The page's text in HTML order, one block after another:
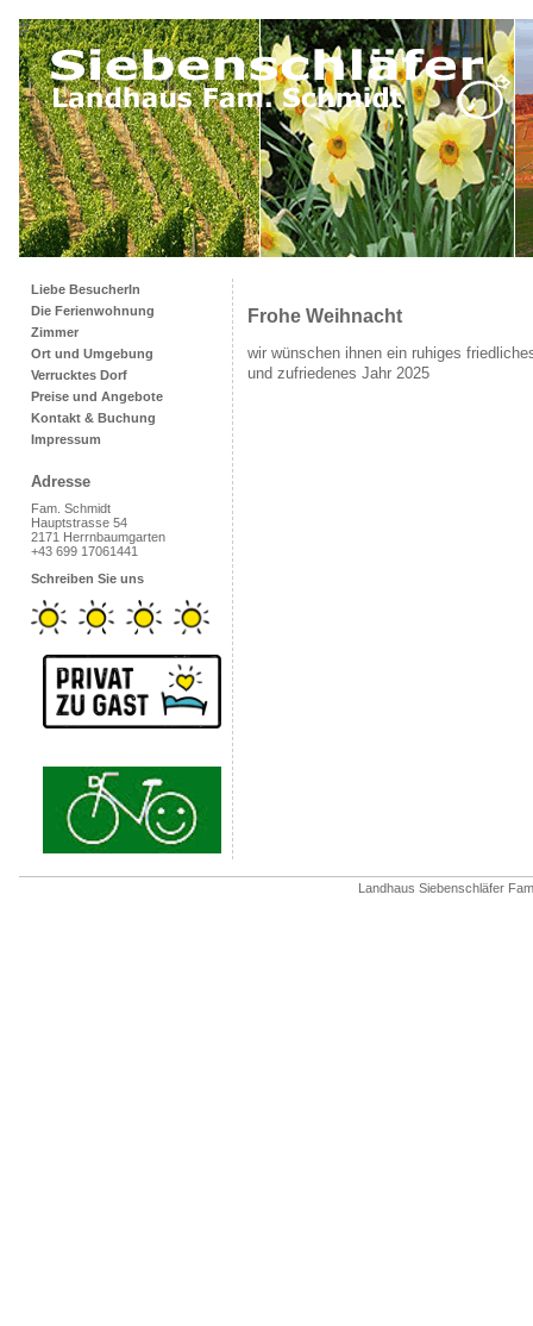
#
Liebe BesucherIn
Die Ferienwohnung
Zimmer
Ort und Umgebung
Verrucktes Dorf
Preise und Angebote
Kontakt & Buchung
Impressum
Adresse
Fam. Schmidt
Hauptstrasse 54
2171 Herrnbaumgarten
+43 699 17061441
Schreiben Sie uns
Frohe Weihnacht
wir wünschen ihnen ein ruhiges
und zufriedenes Jahr 2025
Landhaus Siebenschläfer